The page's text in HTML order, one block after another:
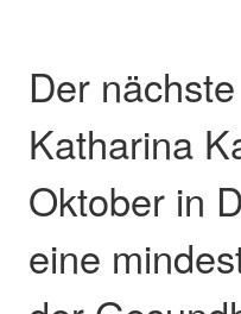
Der
Katharina
Oktober in
eine